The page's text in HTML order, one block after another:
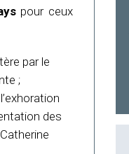
pour ceux
par le
;
des